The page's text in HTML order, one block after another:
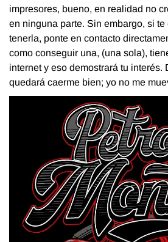
impresores, bueno, en realidad no
en ninguna parte. Sin embargo, si
tenerla, ponte en contacto
como conseguir una, (una sola),
internet y eso demostrará tu interés.
quedará caerme bien; yo no me